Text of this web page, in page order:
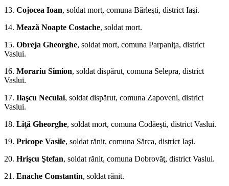
13. Cojocea Ioan, soldat mort, co­muna Bărleşti, district Iaşi.
14. Mează Noap­te Costache, soldat mort.
15. Obreja Gheorghe, soldat mort, comuna Parpaniţa, district
Vaslui.
16. Morariu Simion, soldat dispărut, comuna Selepra, district
Vaslui.
17. Ilaşcu Neculai, soldat dispărut, comuna Zapoveni, district
Vaslui.
18. Liţă Gheorghe, soldat mort, co­muna Codăeşti, district Vaslui.
19. Pricope Vasile, soldat rănit, comuna Sărca, district Iaşi.
20. Hrişcu Ştefan, soldat rănit, comuna Dobrovăţ, district Vaslui.
21. Enache Constantin, soldat rănit.